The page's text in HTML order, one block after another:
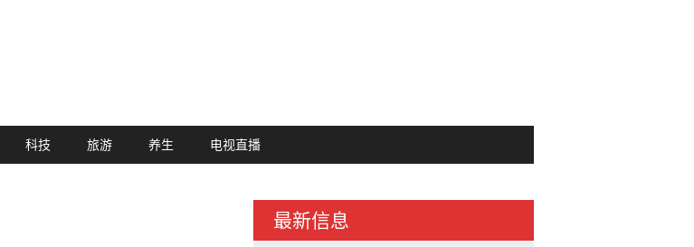
科技 旅游 养生 电视直播
最新信息